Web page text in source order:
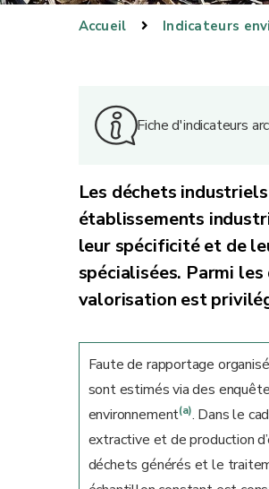
Accueil
Fiche d'indicateurs
Les déchets
établissements
leur spécificité et de
spécialisées. Parmi
valorisation est
Faute de rapportage
sont estimés via des
environnement(a). Dans le
extractive et de production
déchets générés et le